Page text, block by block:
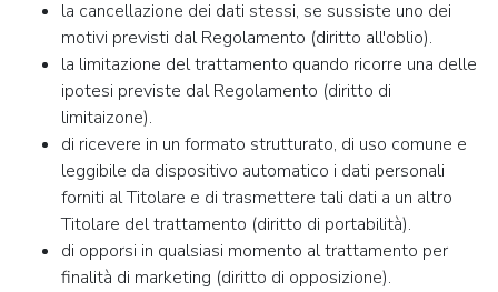
la cancellazione dei dati stessi, se sussiste uno dei
motivi previsti dal Regolamento (diritto all'oblio).
la limitazione del trattamento quando ricorre una delle
ipotesi previste dal Regolamento (diritto di
limitaizone).
di ricevere in un formato strutturato, di uso comune e
leggibile da dispositivo automatico i dati personali
forniti al Titolare e di trasmettere tali dati a un altro
Titolare del trattamento (diritto di portabilità).
di opporsi in qualsiasi momento al trattamento per
finalità di marketing (diritto di opposizione).